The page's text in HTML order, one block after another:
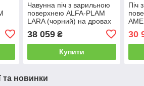
Чавунна піч з варильною
поверхнею ALFA-PLAM
LARA (чорний) на дровах
38 059₴
Купити
Піч
30
та новинки